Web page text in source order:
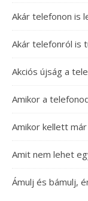
Akár telefonon is
Akár telefonról is
Akciós újság a
Amikor a
Amikor kellett
Amit nem lehet
Ámulj és bámulj,